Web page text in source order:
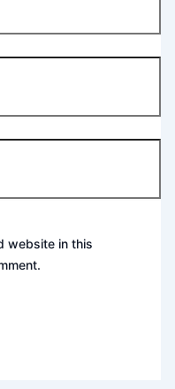
website in this